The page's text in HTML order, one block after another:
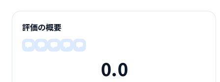
評価の概要
0.0